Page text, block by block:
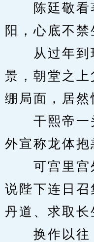
陈廷敬看
阳，心底不禁
从过年到
景，朝堂之
绷局面，居然
干熙帝一
外宣称龙体抱
可宫里宫外
说陛下连日
丹道、求取长
换作以往，